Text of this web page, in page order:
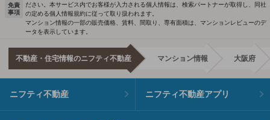
免責
事項
ださい。本サービス内でお客様が入力される個人情報は、検索パートナーが取得し、同社
の定める個人情報規約に従って取り扱われます。
マンション情報の一部の販売価格、賃料、間取り、専有面積は、マンションレビューのデ
ータを表示しています。
不動産・住宅情報のニフティ不動産 マンション情報 大阪府
ニフティ不動産 ニフティ不動産アプリ